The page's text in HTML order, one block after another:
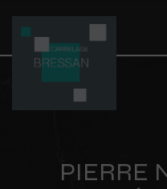
PIERRE